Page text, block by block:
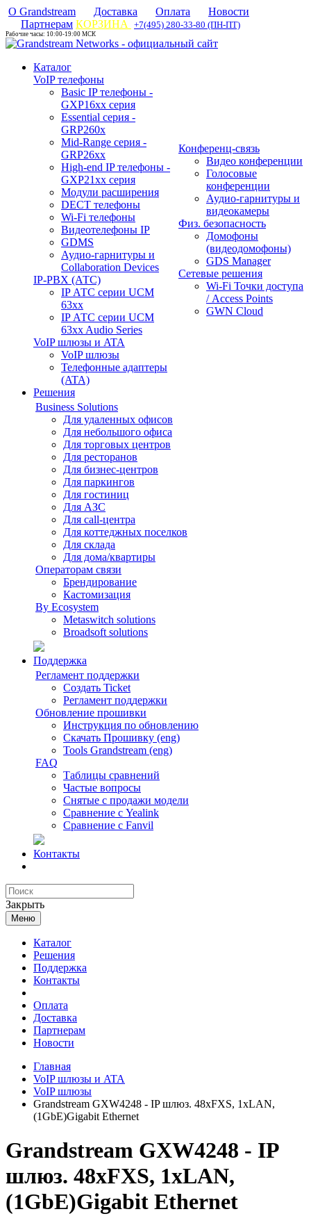
О Grandstream Доставка Оплата
Новости
Партнерам КОРЗИНА +7(495) 280-33-80 (ПН-ПТ)
Рабочие часы: 10:00-19:00 МСК
Каталог
VoIP телефоны
Basic IP телефоны -
GXP16хх серия
Essential серия -
GRP260x
Mid-Range серия -
GRP26xx
High-end IP телефоны -
GXP21хх серия
Модули расширения
DECT телефоны
Wi-Fi телефоны
Видеотелефоны IP
GDMS
Аудио-гарнитуры и
Collaboration Devices
IP-PBX (АТС)
IP АТС серии UCM
63xx
IP АТС серии UCM
63xx Audio Series
VoIP шлюзы и ATA
VoIP шлюзы
Телефонные адаптеры
(ATA)
Конференц-связь
Видео конференции
Голосовые
конференции
Аудио-гарнитуры и
видеокамеры
Физ. безопасность
Домофоны
(видеодомофоны)
GDS Manager
Сетевые решения
Wi-Fi Точки доступа
/ Access Points
GWN Cloud
Решения
Business Solutions
Для удаленных офисов
Для небольшого офиса
Для торговых центров
Для ресторанов
Для бизнес-центров
Для паркингов
Для гостиниц
Для АЗС
Для call-центра
Для коттеджных поселков
Для склада
Для дома/квартиры
Операторам связи
Брендирование
Кастомизация
By Ecosystem
Metaswitch solutions
Broadsoft solutions
Поддержка
Регламент поддержки
Создать Ticket
Регламент поддержки
Обновление прошивки
Инструкция по обновлению
Скачать Прошивку (eng)
Tools Grandstream (eng)
FAQ
Таблицы сравнений
Частые вопросы
Снятые с продажи модели
Сравнение с Yealink
Сравнение с Fanvil
Контакты
Закрыть
Меню
Каталог
Решения
Поддержка
Контакты
Оплата
Доставка
Партнерам
Новости
Главная
VoIP шлюзы и ATA
VoIP шлюзы
Grandstream GXW4248 - IP шлюз. 48xFXS, 1xLAN,
(1GbE)Gigabit Ethernet
Grandstream GXW4248 - IP
шлюз. 48xFXS, 1xLAN,
(1GbE)Gigabit Ethernet